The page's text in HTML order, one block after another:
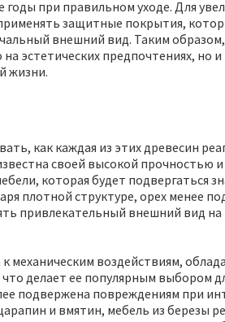
при правильном уходе. Для
защитные покрытия,
внешний вид. Таким
эстетических предпочтениях, но и
жизни.
как каждая из этих древесин
своей высокой прочностью
которая будет подвергаться
плотной структуре, орех менее
привлекательный внешний вид
механическим воздействиям,
делает ее популярным выбором
подвержена повреждениям при
и вмятин, мебель из березы